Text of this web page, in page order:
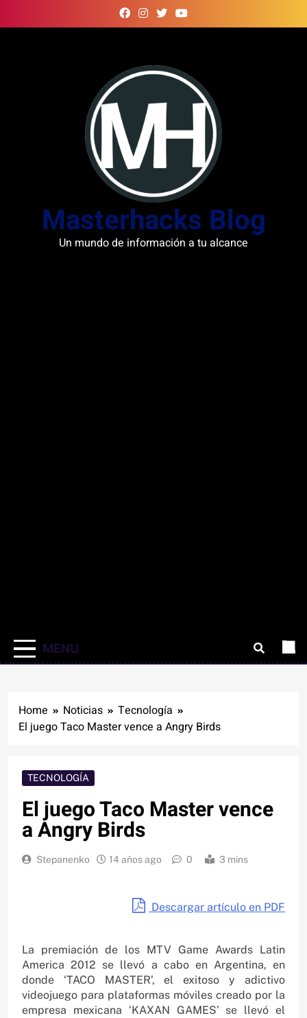
to
Masterhacks Blog
Un mundo de información a tu alcance
MENU
Home Noticias
Tecnología
El juego Taco Master vence a Angry Birds
TECNOLOGÍA
El juego Taco Master vence
a Angry Birds
Stepanenko 14 años ago 0 3 mins
Descargar artículo en PDF
La premiación de los MTV Game Awards Latin
America 2012 se llevó a cabo en Argentina, en
donde ‘TACO MASTER’, el exitoso y adictivo
videojuego para plataformas móviles creado por la
empresa mexicana ‘KAXAN GAMES’ se llevó el